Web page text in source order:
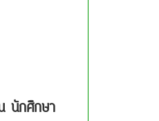
นักศึกษา